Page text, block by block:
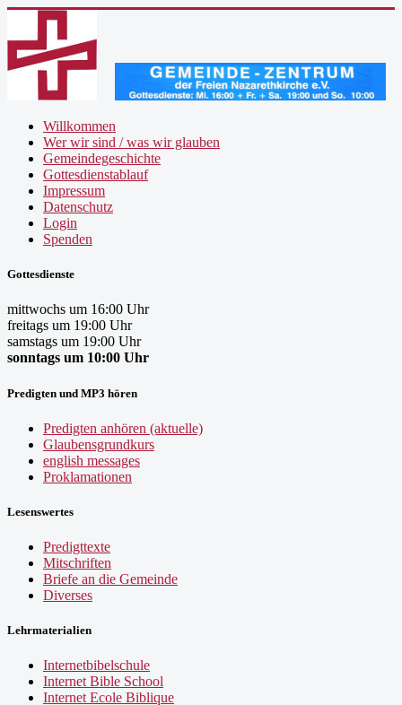
Willkommen
Wer wir sind / was wir glauben
Gemeindegeschichte
Gottesdienstablauf
Impressum
Datenschutz
Login
Spenden
Gottesdienste
mittwochs um 16:00 Uhr
freitags um 19:00 Uhr
samstags um 19:00 Uhr
sonntags um 10:00 Uhr
Predigten und MP3 hören
Predigten anhören (aktuelle)
Glaubensgrundkurs
english messages
Proklamationen
Lesenswertes
Predigttexte
Mitschriften
Briefe an die Gemeinde
Diverses
Lehrmaterialien
Internetbibelschule
Internet Bible School
Internet Ecole Biblique